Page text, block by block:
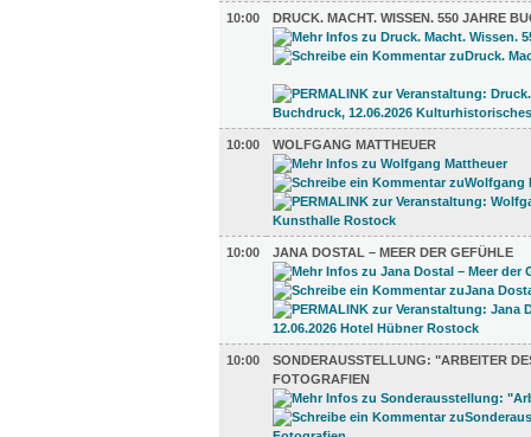
10:00 DRUCK. MACHT. WISSEN. 550 JAHRE
10:00 WOLFGANG MATTHEUER
10:00 JANA DOSTAL – MEER DER GEFÜHLE
10:00
SONDERAUSSTELLUNG: "ARBEITER
FOTOGRAFIEN